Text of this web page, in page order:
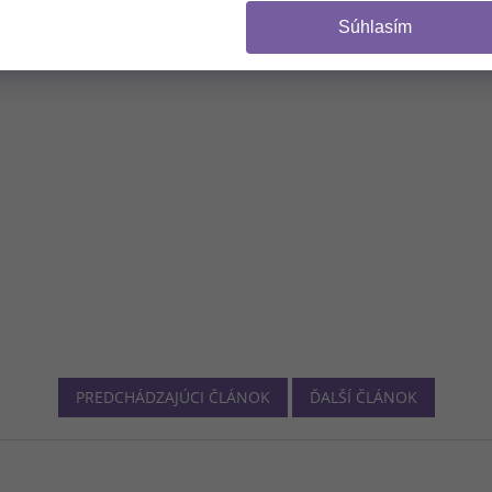
Súhlasím
PREDCHÁDZAJÚCI ČLÁNOK ĎALŠÍ ČLÁNOK
(Zľavu je možné
Z odberu sa